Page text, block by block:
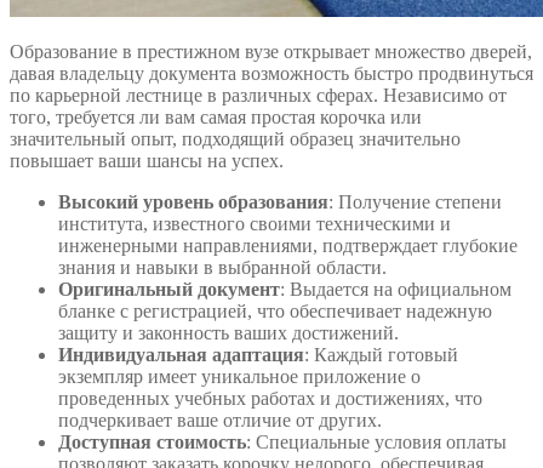
Образование в престижном вузе открывает множество дверей,
давая владельцу документа возможность быстро продвинуться
по карьерной лестнице в различных сферах. Независимо от
того, требуется ли вам самая простая корочка или
значительный опыт, подходящий образец значительно
повышает ваши шансы на успех.
Высокий уровень образования: Получение степени
института, известного своими техническими и
инженерными направлениями, подтверждает глубокие
знания и навыки в выбранной области.
Оригинальный документ: Выдается на официальном
бланке с регистрацией, что обеспечивает надежную
защиту и законность ваших достижений.
Индивидуальная адаптация: Каждый готовый
экземпляр имеет уникальное приложение о
проведенных учебных работах и достижениях, что
подчеркивает ваше отличие от других.
Доступная стоимость: Специальные условия оплаты
позволяют заказать корочку недорого, обеспечивая